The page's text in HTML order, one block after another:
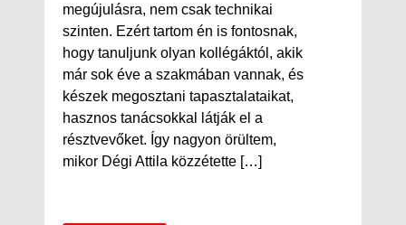
megújulásra, nem csak technikai
szinten. Ezért tartom én is fontosnak,
hogy tanuljunk olyan kollégáktól, akik
már sok éve a szakmában vannak, és
készek megosztani tapasztalataikat,
hasznos tanácsokkal látják el a
résztvevőket. Így nagyon örültem,
mikor Dégi Attila közzétette […]